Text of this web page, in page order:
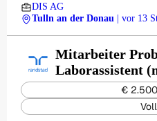
DIS AG
Tulln an der Donau
| vor 13
Mitarbeiter
Laborassistent
€